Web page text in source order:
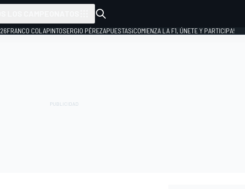
FRANCO COLAPINTOSERGIO PÉREZAPUESTAS¡COMIENZA LA F1, ÚNETE Y PARTICIPA!